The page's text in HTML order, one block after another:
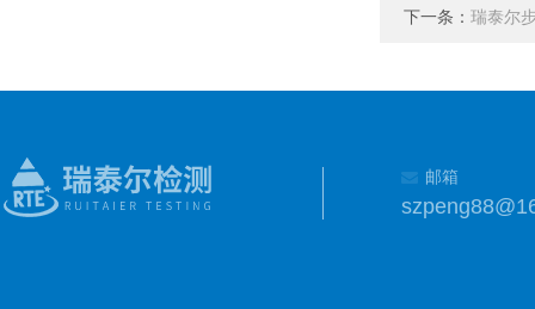
下一条： 瑞泰尔
邮箱